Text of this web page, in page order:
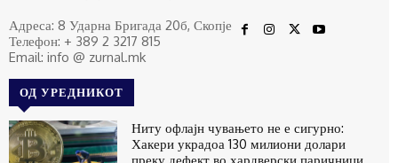
Адреса: 8 Ударна Бригада 20б, Скопје
Телефон: + 389 2 3217 815
Email: info @ zurnal.mk
ОД УРЕДНИКОТ
Ниту офлајн чувањето не е сигурно:
Хакери украдоа 130 милиони долари